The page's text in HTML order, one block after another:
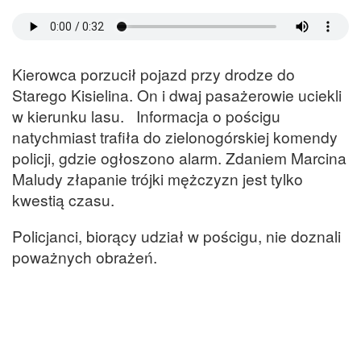
Kierowca porzucił pojazd przy drodze do
Starego Kisielina. On i dwaj pasażerowie uciekli
w kierunku lasu. Informacja o pościgu
natychmiast trafiła do zielonogórskiej komendy
policji, gdzie ogłoszono alarm. Zdaniem Marcina
Maludy złapanie trójki mężczyzn jest tylko
kwestią czasu.
Policjanci, biorący udział w pościgu, nie doznali
poważnych obrażeń.